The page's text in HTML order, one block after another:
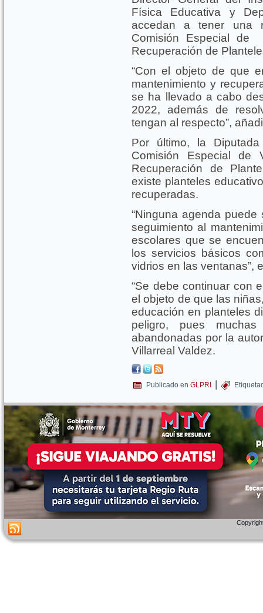
Física Educativa y
accedan a tener una
Comisión Especial de
Recuperación de
“Con el objeto de que
mantenimiento y
se ha llevado a cabo
2022, además de
tengan al respecto”,
Por último, la
Comisión Especial de
Recuperación de
existe planteles
recuperadas.
“Ninguna agenda
seguimiento al
escolares que se
los servicios básicos
vidrios en las ventanas”,
“Se debe continuar con
el objeto de que las
educación en planteles
peligro, pues
abandonadas por la
Villarreal Valdez.
Publicado en GLPRI |